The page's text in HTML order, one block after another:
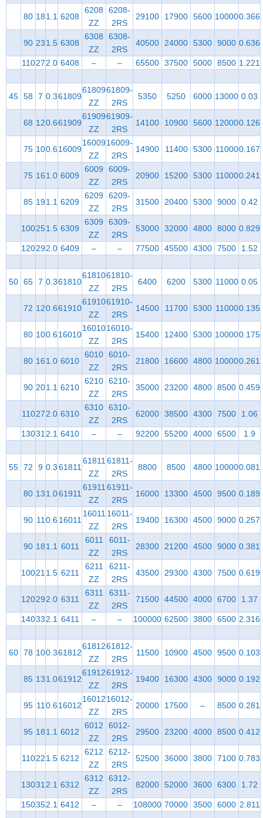
80 181.1 6208
6208
ZZ
6208-
2RS
29100 17900 5600 100000.366
90 231.5 6308
6308
ZZ
6308-
2RS
40500 24000 5300 9000 0.636
110272.0 6408 – – 65500 37500 5000 8500 1.221
45 58 7 0.361809
61809
ZZ
61809-
2RS
5350 5250 6000 13000 0.03
68 120.661909
61909
ZZ
61909-
2RS
14100 10900 5600 120000.126
75 100.616009
16009
ZZ
16009-
2RS
14900 11400 5300 110000.167
75 161.0 6009
6009
ZZ
6009-
2RS
20900 15200 5300 110000.241
85 191.1 6209
6209
ZZ
6209-
2RS
31500 20400 5300 9000 0.42
100251.5 6309
6309
ZZ
6309-
2RS
53000 32000 4800 8000 0.829
120292.0 6409 – – 77500 45500 4300 7500 1.52
50 65 7 0.361810
61810
ZZ
61810-
2RS
6400 6200 5300 11000 0.05
72 120.661910
61910
ZZ
61910-
2RS
14500 11700 5300 110000.135
80 100.616010
16010
ZZ
16010-
2RS
15400 12400 5300 100000.175
80 161.0 6010
6010
ZZ
6010-
2RS
21800 16600 4800 100000.261
90 201.1 6210
6210
ZZ
6210-
2RS
35000 23200 4800 8500 0.459
110272.0 6310
6310
ZZ
6310-
2RS
62000 38500 4300 7500 1.06
130312.1 6410 – – 92200 55200 4000 6500 1.9
55 72 9 0.361811
61811
ZZ
61811-
2RS
8800 8500 4800 100000.081
80 131.061911
61911
ZZ
61911-
2RS
16000 13300 4500 9500 0.189
90 110.616011
16011
ZZ
16011-
2RS
19400 16300 4500 9000 0.257
90 181.1 6011
6011
ZZ
6011-
2RS
28300 21200 4500 9000 0.381
100211.5 6211
6211
ZZ
6211-
2RS
43500 29300 4300 7500 0.619
120292.0 6311
6311
ZZ
6311-
2RS
71500 44500 4000 6700 1.37
140332.1 6411 – – 100000 62500 3800 6500 2.316
60 78 100.361812
61812
ZZ
61812-
2RS
11500 10900 4500 9500 0.103
85 131.061912
61912
ZZ
61912-
2RS
19400 16300 4300 9000 0.192
95 110.616012
16012
ZZ
16012-
2RS
20000 17500 – 8500 0.281
95 181.1 6012
6012
ZZ
6012-
2RS
29500 23200 4000 8500 0.412
110221.5 6212
6212
ZZ
6212-
2RS
52500 36000 3800 7100 0.783
130312.1 6312
6312
ZZ
6312-
2RS
82000 52000 3600 6300 1.72
150352.1 6412 – – 108000 70000 3500 6000 2.811